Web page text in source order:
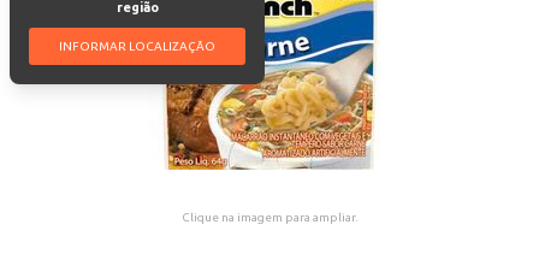
região
INFORMAR LOCALIZAÇÃO
Clique na imagem para ampliar.